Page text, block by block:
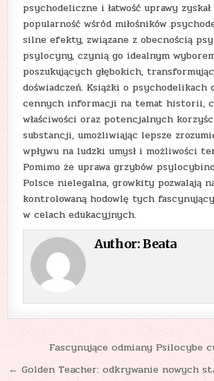
psychodeliczne i łatwość uprawy
popularność wśród miłośników
silne efekty, związane z obecnością
psylocyny, czynią go idealnym
poszukujących głębokich,
doświadczeń. Książki o psychodelikach
cennych informacji na temat historii,
właściwości oraz potencjalnych
substancji, umożliwiając lepsze
wpływu na ludzki umysł i możliwości
Pomimo że uprawa grzybów
Polsce nielegalna, growkity pozwalają
kontrolowaną hodowlę tych
w celach edukacyjnych.
Author:Beata
Nawigacja
wpisu
Fascynujące odmiany Psilocybe
← Golden Teacher: odkrywanie nowych